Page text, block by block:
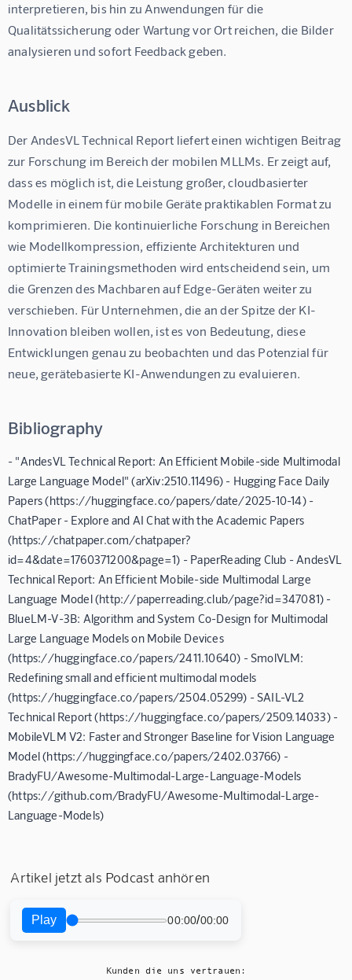
interpretieren, bis hin zu Anwendungen für die
Qualitätssicherung oder Wartung vor Ort reichen, die Bilder
analysieren und sofort Feedback geben.
Ausblick
Der AndesVL Technical Report liefert einen wichtigen Beitrag
zur Forschung im Bereich der mobilen MLLMs. Er zeigt auf,
dass es möglich ist, die Leistung großer, cloudbasierter
Modelle in einem für mobile Geräte praktikablen Format zu
komprimieren. Die kontinuierliche Forschung in Bereichen
wie Modellkompression, effiziente Architekturen und
optimierte Trainingsmethoden wird entscheidend sein, um
die Grenzen des Machbaren auf Edge-Geräten weiter zu
verschieben. Für Unternehmen, die an der Spitze der KI-
Innovation bleiben wollen, ist es von Bedeutung, diese
Entwicklungen genau zu beobachten und das Potenzial für
neue, gerätebasierte KI-Anwendungen zu evaluieren.
Bibliography
- "AndesVL Technical Report: An Efficient Mobile-side Multimodal
Large Language Model" (arXiv:2510.11496) - Hugging Face Daily
Papers (https://huggingface.co/papers/date/2025-10-14) -
ChatPaper - Explore and AI Chat with the Academic Papers
(https://chatpaper.com/chatpaper?
id=4&date=1760371200&page=1) - PaperReading Club - AndesVL
Technical Report: An Efficient Mobile-side Multimodal Large
Language Model (http://paperreading.club/page?id=347081) -
BlueLM-V-3B: Algorithm and System Co-Design for Multimodal
Large Language Models on Mobile Devices
(https://huggingface.co/papers/2411.10640) - SmolVLM:
Redefining small and efficient multimodal models
(https://huggingface.co/papers/2504.05299) - SAIL-VL2
Technical Report (https://huggingface.co/papers/2509.14033) -
MobileVLM V2: Faster and Stronger Baseline for Vision Language
Model (https://huggingface.co/papers/2402.03766) -
BradyFU/Awesome-Multimodal-Large-Language-Models
(https://github.com/BradyFU/Awesome-Multimodal-Large-
Language-Models)
Artikel jetzt als Podcast anhören
Play 00:00/00:00
Kunden die uns vertrauen: